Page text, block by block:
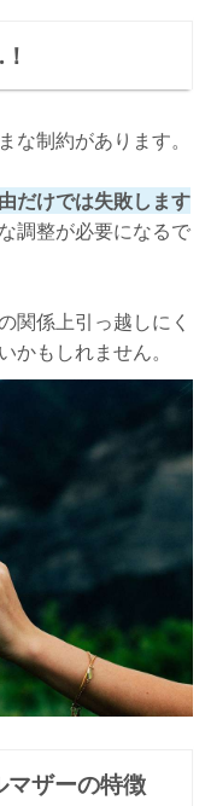
クする
な制約があります。
だけでは失敗します
調整が必要になるで
関係上引っ越しにく
かもしれません。
ザーの特徴